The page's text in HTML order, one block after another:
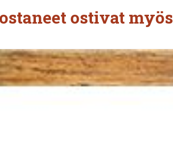
ostivat myös